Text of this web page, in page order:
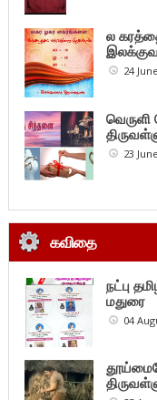
ல
24
23
கவிதை
நட்பு
மதுரை
04